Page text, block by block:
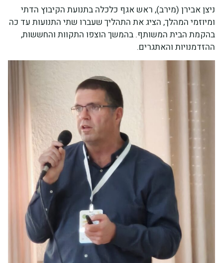
ניצן אבירן (מירב), ראש אגף כלכלה בתנועת הקיבוץ הדתי
ומיוזמי המהלך, הציג את התהליך שעברו שתי התנועות עד כה
בהקמת הבית המשותף. בהמשך הוצפו התקוות והחששות,
ההזדמנויות והאתגרים.